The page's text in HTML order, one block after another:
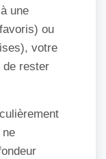
une
ou
votre
de rester
ne